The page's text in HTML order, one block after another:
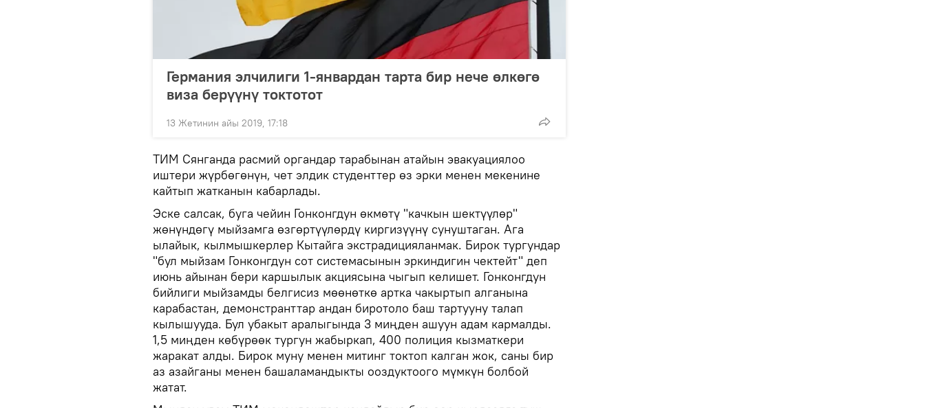
Германия элчилиги 1-январдан тарта бир нече өлкөгө
виза берүүнү токтотот
13 Жетинин айы 2019, 17:18
ТИМ Сянганда расмий органдар тарабынан атайын эвакуациялоо
иштери жүрбөгөнүн, чет элдик студенттер өз эрки менен мекенине
кайтып жатканын кабарлады.
Эске салсак, буга чейин Гонконгдун өкмөтү "качкын шектүүлөр"
жөнүндөгү мыйзамга өзгөртүүлөрдү киргизүүнү сунуштаган. Ага
ылайык, кылмышкерлер Кытайга экстрадицияланмак. Бирок тургундар
"бул мыйзам Гонконгдун сот системасынын эркиндигин чектейт" деп
июнь айынан бери каршылык акциясына чыгып келишет. Гонконгдун
бийлиги мыйзамды белгисиз мөөнөткө артка чакыртып алганына
карабастан, демонстранттар андан биротоло баш тартууну талап
кылышууда. Бул убакыт аралыгында 3 миңден ашуун адам кармалды.
1,5 миңден көбүрөөк тургун жабыркап, 400 полиция кызматкери
жаракат алды. Бирок муну менен митинг токтоп калган жок, саны бир
аз азайганы менен башаламандыкты ооздуктоого мүмкүн болбой
жатат.